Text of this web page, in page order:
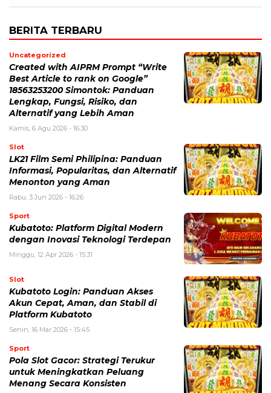
BERITA TERBARU
Uncategorized
Created with AIPRM Prompt “Write
Best Article to rank on Google”
18563253200 Simontok: Panduan
Lengkap, Fungsi, Risiko, dan
Alternatif yang Lebih Aman
Kamis, 6 Agu 2026 - 16:30
Slot
LK21 Film Semi Philipina: Panduan
Informasi, Popularitas, dan Alternatif
Menonton yang Aman
Rabu, 3 Jun 2026 - 16:26
Sport
Kubatoto: Platform Digital Modern
dengan Inovasi Teknologi Terdepan
Minggu, 12 Apr 2026 - 15:31
Slot
Kubatoto Login: Panduan Akses
Akun Cepat, Aman, dan Stabil di
Platform Kubatoto
Senin, 16 Mar 2026 - 15:45
Sport
Pola Slot Gacor: Strategi Terukur
untuk Meningkatkan Peluang
Menang Secara Konsisten